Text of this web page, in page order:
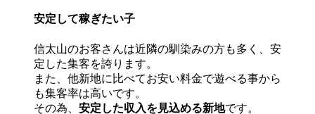
安定して稼ぎたい子
信太山のお客さんは近隣の馴染みの方も多く、安
定した集客を誇ります。
また、他新地に比べてお安い料金で遊べる事から
も集客率は高いです。
その為、 安定した収入を見込める新地です。